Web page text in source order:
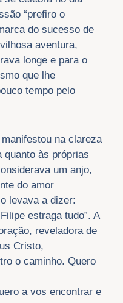
“prefiro o
do sucesso de
aventura,
longe e para o
que lhe
tempo pelo
na clareza
quanto às próprias
um anjo,
do amor
levava a dizer:
estraga tudo”. A
reveladora de
Cristo,
o caminho. Quero
a vos encontrar e